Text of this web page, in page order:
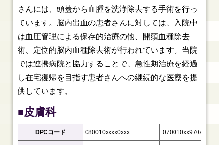
さんには、頭蓋から血腫を洗浄除去する手術を行っ
ています。脳内出血の患者さんに対しては、入院中
は血圧管理による保存的治療の他、開頭血種除去
術、定位的脳内血種除去術が行われています。当院
では連携病院と協力することで、急性期治療を経過
し在宅復帰を目指す患者さんへの継続的な医療を提
供しています。
■皮膚科
DPCコード 080010xxxx0xxx 070010xx970xxx